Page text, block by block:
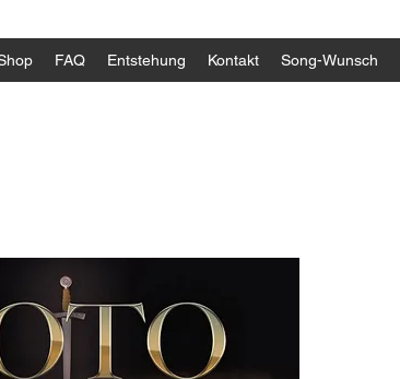
FAQ Entstehung Kontakt Song-Wunsch